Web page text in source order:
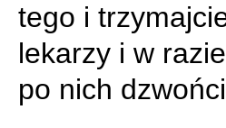
tego i
lekarzy i w
po nich